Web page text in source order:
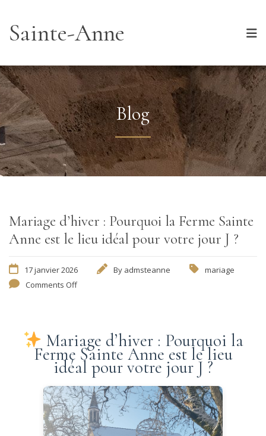
Sainte-Anne
Blog
Mariage d’hiver : Pourquoi la Ferme Sainte
Anne est le lieu idéal pour votre jour J ?
17 janvier 2026 By admsteanne
mariage
Comments Off
Mariage d’hiver : Pourquoi la
Ferme Sainte Anne est le lieu
idéal pour votre jour J ?